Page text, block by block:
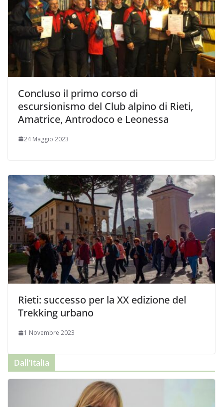
Concluso il primo corso di
escursionismo del Club alpino di Rieti,
Amatrice, Antrodoco e Leonessa
24 Maggio 2023
Rieti: successo per la XX edizione del
Trekking urbano
1 Novembre 2023
Dall’Italia